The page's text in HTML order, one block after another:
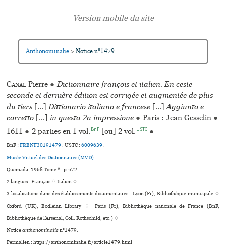
Anthonominalie > Notice n°1479
Canal Pierre ● Dictionnaire françois et italien. En ceste
seconde et dernière édition est corrigée et augmentée de plus
du tiers [...]Dittionario italiano e francese [...]Aggiunto e
corretto [...]in questa 2a impressione ● Paris : Jean Gesselin ●
1611 ● 2 parties en 1 vol. BnF [ou] 2 vol. USTC ●
BnF :FRBNF30191479.USTC :6009639.
Musée Virtuel des Dictionnaires (MVD).
Quemada, 1968 Tome * : p.572 .
2 langues :Français ♢Italien ♢
3 localisations dans des établissements documentaires : Lyon (Fr), Bibliothèque muni­ci­pale ♢
Oxford (UK), Bodleian Library ♢ Paris (Fr), Bibliothèque nationale de France (BnF,
Bibliothèque de l’Arsenal, Coll. Rothschild, etc.) ♢
Noticeanthonominalien°1479.
Permalien : https://anthonominalie.fr/article1479.html